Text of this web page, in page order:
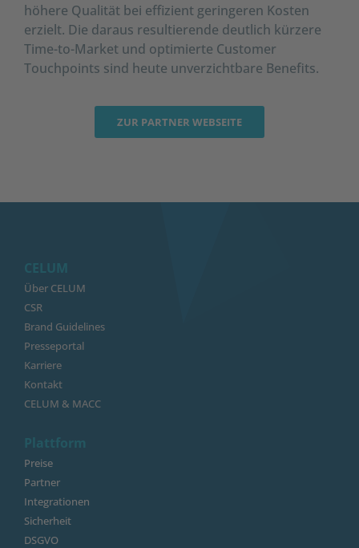
höhere Qualität bei effizient geringeren Kosten
erzielt. Die daraus resultierende deutlich kürzere
Time-to-Market und optimierte Customer
Touchpoints sind heute unverzichtbare Benefits.
ZUR PARTNER WEBSEITE
CELUM
Über CELUM
CSR
Brand Guidelines
Presseportal
Karriere
Kontakt
CELUM & MACC
Plattform
Preise
Partner
Integrationen
Sicherheit
DSGVO